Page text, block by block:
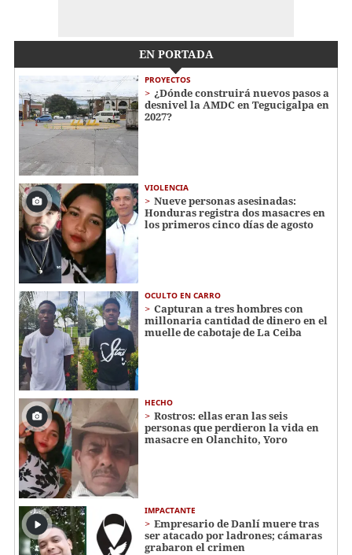
EN PORTADA
PROYECTOS
¿Dónde construirá nuevos pasos a
desnivel la AMDC en Tegucigalpa en
2027?
VIOLENCIA
Nueve personas asesinadas:
Honduras registra dos masacres en
los primeros cinco días de agosto
OCULTO EN CARRO
Capturan a tres hombres con
millonaria cantidad de dinero en el
muelle de cabotaje de La Ceiba
HECHO
Rostros: ellas eran las seis
personas que perdieron la vida en
masacre en Olanchito, Yoro
IMPACTANTE
Empresario de Danlí muere tras
ser atacado por ladrones; cámaras
grabaron el crimen